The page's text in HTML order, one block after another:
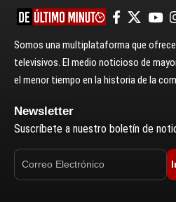
Somos una multiplataforma que
televisivos. El medio noticioso de
el menor tiempo en la historia de la
Newsletter
Suscríbete a nuestro boletín de